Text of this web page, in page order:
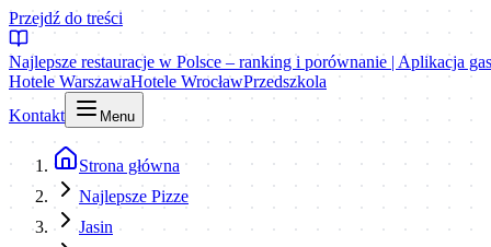
Przejdź do treści
Najlepsze restauracje w Polsce – ranking i porównanie | Aplikacja
Hotele WarszawaHotele WrocławPrzedszkola
Kontakt
Menu
Strona główna
Najlepsze Pizze
Jasin